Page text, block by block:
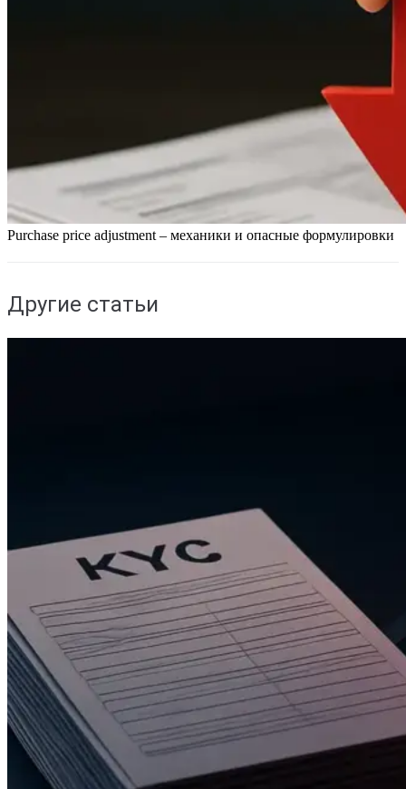
Purchase price adjustment – механики и опасные формулировки
Другие статьи